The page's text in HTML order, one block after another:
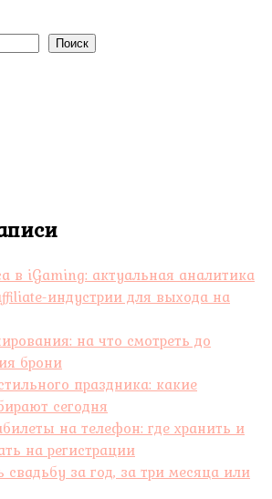
Поиск
в iGaming: актуальная аналитика
индустрии для выхода на
на что смотреть до
брони
праздника: какие
сегодня
на телефон: где хранить и
на регистрации
свадьбу за год, за три месяца или